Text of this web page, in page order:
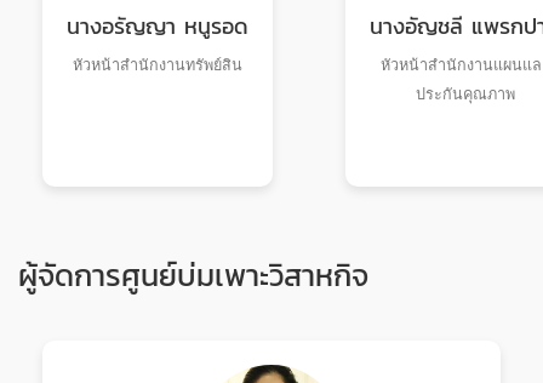
นางอรัญญา หนูรอด
หัวหน้าสำนักงานทรัพย์สิน
นางอัญชลี แพรกป
หัวหน้าสำนักงานแผนแล
ประกันคุณภาพ
ผู้จัดการศูนย์บ่มเพาะวิสาหกิจ